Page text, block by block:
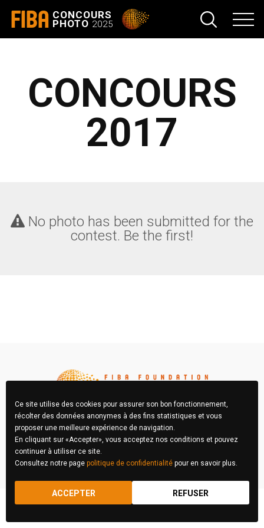
FIBA CONCOURS
PHOTO 2025
CONCOURS
2017
No photo has been submitted for the
contest. Be the first!
FIBA Concours Photo © 2026 Tous droits réservés
RÈGLEMENT MENTIONS LÉGALES
Ce site utilise des cookies pour assurer son bon fonctionnement,
récolter des données anonymes à des fins statistiques et vous
proposer une meilleure expérience de navigation.
En cliquant sur «Accepter», vous acceptez nos conditions et pouvez
continuer à utiliser ce site.
Consultez notre page politique de confidentialité pour en savoir plus.
ACCEPTER REFUSER